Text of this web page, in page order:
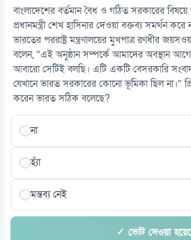
রুশ তেল কিনে বিপাকে ভারত-চীন, ১০০
০৮ আগস্ট
১৫
৫৪ রানে অলআউট বাংলাদেশ, ইনিংস ব্যবধানে
০৮ আগস্ট
বাংলাদেশের বর্তমান বৈধ ও গঠিত সরকারের
প্রধানমন্ত্রী শেখ হাসিনার দেওয়া বক্তব্য সমর্থন
ভারতের পররাষ্ট্র মন্ত্রণালয়ের মুখপাত্র রণধীর
বলেন, “এই অনুষ্ঠান সম্পর্কে আমাদের অবস্থান
আবারো সেটিই বলছি। এটি একটি বেসরকারি
যেখানে ভারত সরকারের কোনো ভূমিকা ছিল না।”
করেন ভারত সঠিক বলেছে?
না
হ্যাঁ
মন্তব্য নেই
✓ ভোট দেওয়া